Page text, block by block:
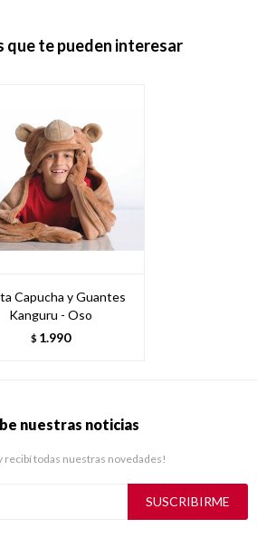
que te pueden interesar
Capucha y Guantes
Kanguru - Oso
$ 1.990
nuestras noticias
recibí todas nuestras novedades!
SUSCRIBIRME